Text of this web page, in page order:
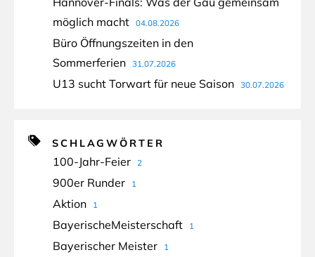
möglich macht
04.08.2026
Büro Öffnungszeiten in den
Sommerferien
31.07.2026
U13 sucht Torwart für neue Saison 30.07.2026
SCHLAGWÖRTER
100-Jahr-Feier 2
900er Runder 1
Aktion 1
BayerischeMeisterschaft 1
Bayerischer Meister 1